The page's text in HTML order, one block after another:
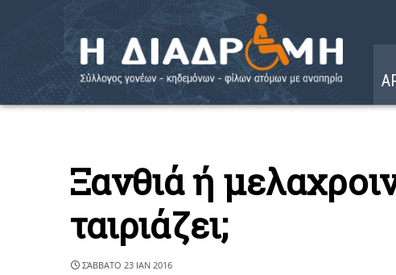
Ξανθιά ή
ταιριάζει;
ΣΆΒΒΑΤΟ 23 ΙΑΝ 2016